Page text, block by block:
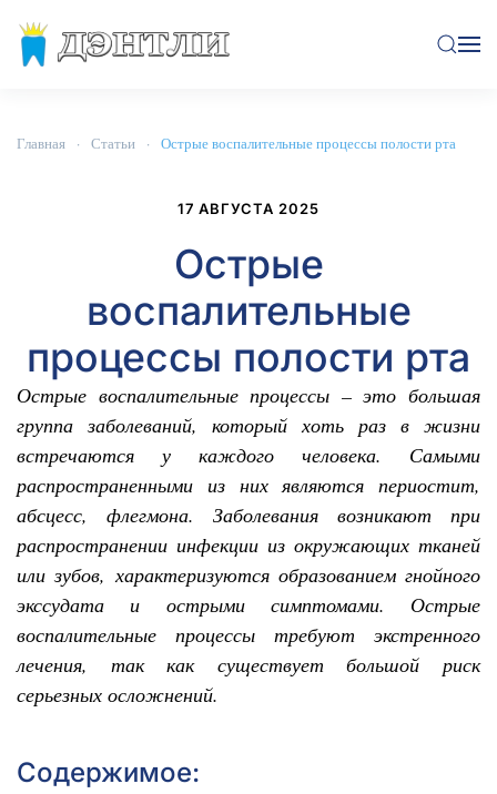
Перейти к содержимому
Главная Статьи Острые воспалительные процессы полости рта
17 АВГУСТА 2025
Острые
воспалительные
процессы полости рта
Острые воспалительные процессы – это большая
группа заболеваний, который хоть раз в жизни
встречаются у каждого человека. Самыми
распространенными из них являются периостит,
абсцесс, флегмона. Заболевания возникают при
распространении инфекции из окружающих тканей
или зубов, характеризуются образованием гнойного
экссудата и острыми симптомами. Острые
воспалительные процессы требуют экстренного
лечения, так как существует большой риск
серьезных осложнений.
Содержимое: